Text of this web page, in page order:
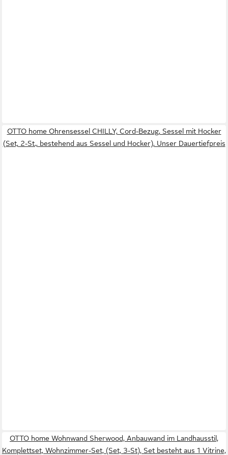
OTTO home Ohrensessel CHILLY, Cord-Bezug, Sessel mit Hocker
(Set, 2-St., bestehend aus Sessel und Hocker), Unser Dauertiefpreis
OTTO home Wohnwand Sherwood, Anbauwand im Landhausstil,
Komplettset, Wohnzimmer-Set, (Set, 3-St), Set besteht aus 1 Vitrine,